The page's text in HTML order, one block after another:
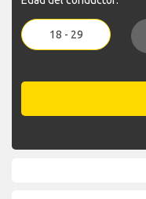
18 - 29